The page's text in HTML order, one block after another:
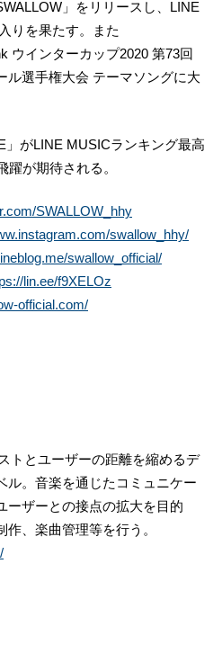
」をリリースし、LINE
りを果たす。また
ウインターカップ2020 第73回
ル選手権大会 テーマソングに大
」がLINE MUSICランキング最高
躍が期待される。
SWALLOW_hhy
swallow_hhy/
swallow_official/
lin.ee/f9XELOz
official.com/
トとユーザーの距離を縮めるデ
ル。音楽を通じたコミュニケー
ーザーとの接点の拡大を目的
、楽曲管理等を行う。